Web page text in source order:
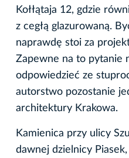
Kołłątaja 12, gdzie
z cegłą glazurowaną.
naprawdę stoi za
Zapewne na to pytanie
odpowiedzieć ze
autorstwo pozostanie
architektury Krakowa.
Kamienica przy ulicy
dawnej dzielnicy Piasek,